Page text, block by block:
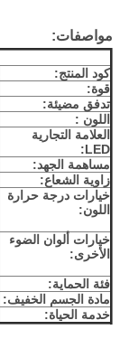
مواصفات:
كود المنتج:
قوة:
تدفق مضيئة:
اللون :
العلامة التجارية
LED:
مساهمة الجهد:
زاوية الشعاع:
خيارات درجة حرارة
اللون:
خيارات ألوان الضوء
الأخرى:
فئة الحماية:
مادة الجسم الخفيف:
خدمة الحياة: